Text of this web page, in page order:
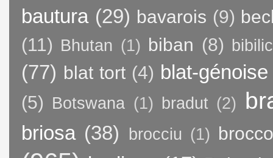
bautura (29) bavarois (9)
(11) Bhutan (1) biban (8)
(77) blat tort (4) blat-génoise
(5) Botswana (1) bradut (2)
briosa (38) brocciu (1)